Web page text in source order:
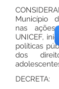
Município
nas
UNICEF,
políticas
dos
DECRETA: